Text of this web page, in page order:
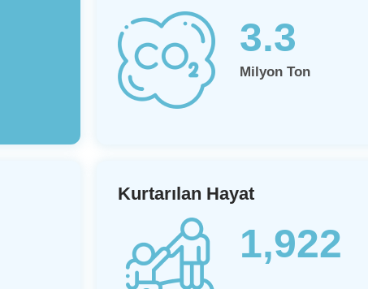
3.3
Milyon Ton
Kurtarılan Hayat
1,922